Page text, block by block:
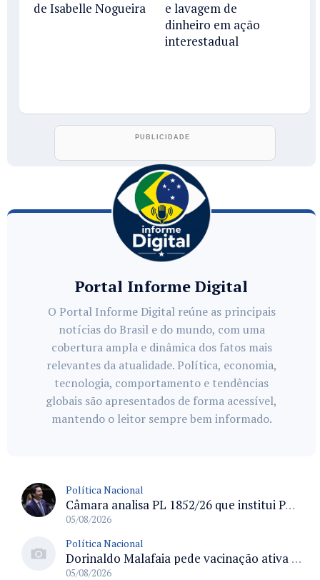
de Isabelle Nogueira
e lavagem de
dinheiro em ação
interestadual
Portal Informe Digital
O Portal Informe Digital reúne as principais
notícias do Brasil e do mundo, com uma
cobertura ampla e dinâmica dos fatos mais
relevantes da atualidade. Política, economia,
tecnologia, comportamento e tendências
globais são apresentados de forma acessível,
mantendo o leitor sempre bem informado.
Política Nacional
Câmara analisa PL 1852/26 que institui Política Nacional de Gestão de Desempenho e Eficiência para servidores públicos
05/08/2026
Política Nacional
Dorinaldo Malafaia pede vacinação ativa ao Ministério da Saúde para reverter queda na cobertura vacinal no Brasil
05/08/2026